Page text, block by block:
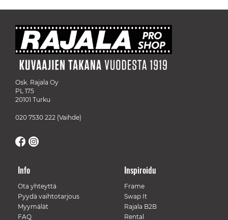
Osk. Rajala Oy
PL 175
20101 Turku
020 7530 222 (Vaihde)
Info
Ota yhteyttä
Pyydä vaihtotarjous
Myymälät
FAQ
Inspiroidu
Frame
Swap It
Rajala B2B
Rental